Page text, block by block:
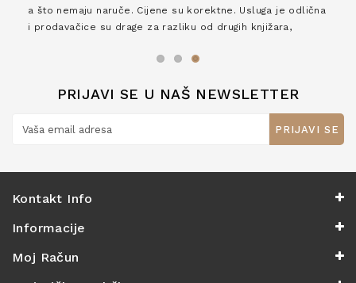
a što nemaju naruče. Cijene su korektne. Usluga je odlična
i prodavačice su drage za razliku od drugih knjižara,
PRIJAVI SE U NAŠ NEWSLETTER
PRIJAVI SE
Kontakt Info
Informacije
Moj Račun